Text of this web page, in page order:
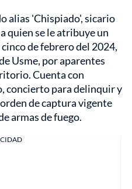
alias 'Chispiado', sicario
quien se le atribuye un
de febrero del 2024,
Usme, por aparentes
Cuenta con
concierto para delinquir y
de captura vigente
armas de fuego.